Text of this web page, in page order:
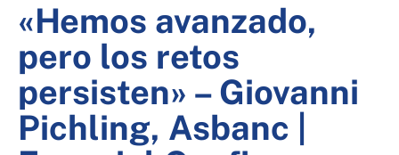
«Hemos avanzado,
pero los retos
persisten» – Giovanni
Pichling, Asbanc |